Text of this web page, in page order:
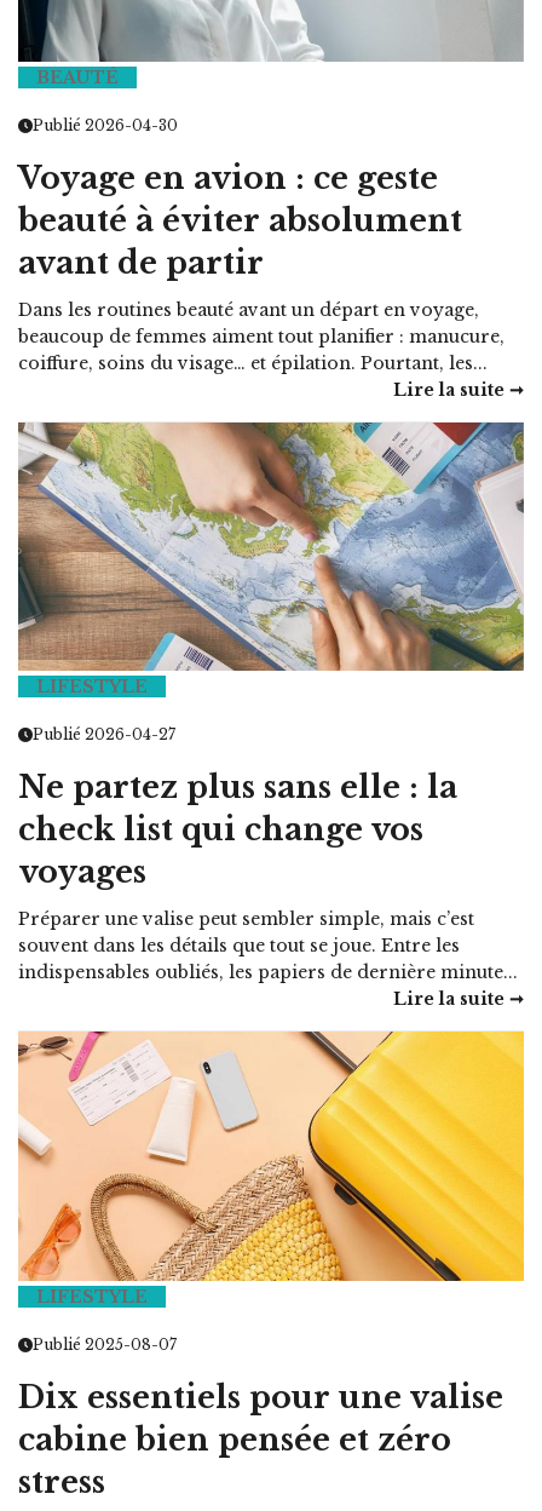
BEAUTÉ
Publié 2026-04-30
Voyage en avion : ce geste
beauté à éviter absolument
avant de partir
Dans les routines beauté avant un départ en voyage,
beaucoup de femmes aiment tout planifier : manucure,
coiffure, soins du visage… et épilation. Pourtant, les...
Lire la suite ➞
LIFESTYLE
Publié 2026-04-27
Ne partez plus sans elle : la
check list qui change vos
voyages
Préparer une valise peut sembler simple, mais c’est
souvent dans les détails que tout se joue. Entre les
indispensables oubliés, les papiers de dernière minute...
Lire la suite ➞
LIFESTYLE
Publié 2025-08-07
Dix essentiels pour une valise
cabine bien pensée et zéro
stress